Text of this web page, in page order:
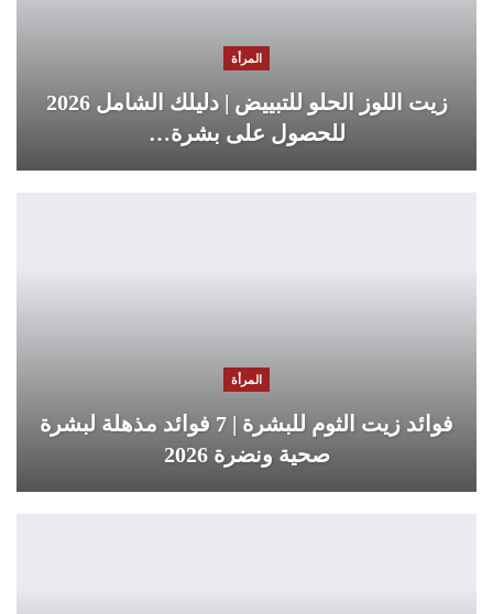
المرأة
زيت اللوز الحلو للتبييض | دليلك الشامل 2026
للحصول على بشرة…
المرأة
فوائد زيت الثوم للبشرة | 7 فوائد مذهلة لبشرة
صحية ونضرة 2026